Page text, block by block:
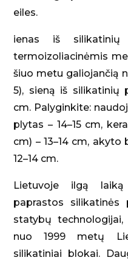
eiles.
ienas iš
termoizoliacinėmis
šiuo metu galiojančią
5), sieną iš silikatinių
cm. Palyginkite:
plytas – 14–15 cm,
cm) – 13–14 cm,
12–14 cm.
Lietuvoje ilgą
paprastos silikatinės
statybų
nuo 1999 metų
silikatiniai blokai.